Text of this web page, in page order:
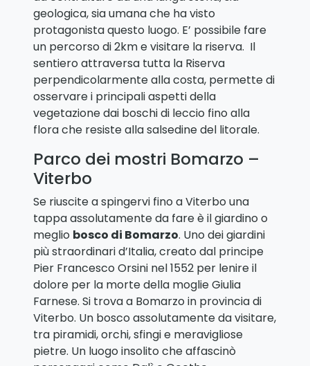
geologica, sia umana che ha visto
protagonista questo luogo. E’ possibile fare
un percorso di 2km e visitare la riserva. Il
sentiero attraversa tutta la Riserva
perpendicolarmente alla costa, permette di
osservare i principali aspetti della
vegetazione dai boschi di leccio fino alla
flora che resiste alla salsedine del litorale.
Parco dei mostri Bomarzo –
Viterbo
Se riuscite a spingervi fino a Viterbo una
tappa assolutamente da fare è il giardino o
meglio bosco di Bomarzo. Uno dei giardini
più straordinari d’Italia, creato dal principe
Pier Francesco Orsini nel 1552 per lenire il
dolore per la morte della moglie Giulia
Farnese. Si trova a Bomarzo in provincia di
Viterbo. Un bosco assolutamente da visitare,
tra piramidi, orchi, sfingi e meravigliose
pietre. Un luogo insolito che affascinò